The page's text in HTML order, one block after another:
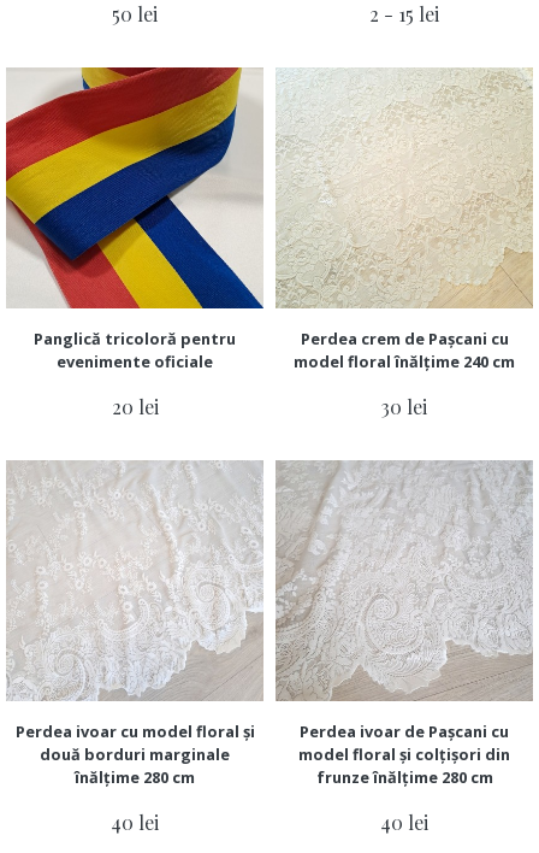
50 lei 2 - 15 lei
Panglică tricoloră pentru
evenimente oficiale
20 lei
Perdea crem de Pașcani cu
model floral înălțime 240 cm
30 lei
Perdea ivoar cu model floral și
două borduri marginale
înălțime 280 cm
40 lei
Perdea ivoar de Pașcani cu
model floral și colțișori din
frunze înălțime 280 cm
40 lei